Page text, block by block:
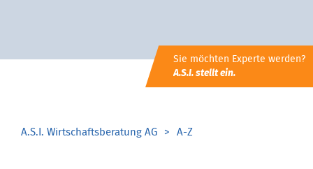
Sie möchten Experte werden?
A.S.I. stellt ein.
A.S.I. Wirtschaftsberatung AG A-Z